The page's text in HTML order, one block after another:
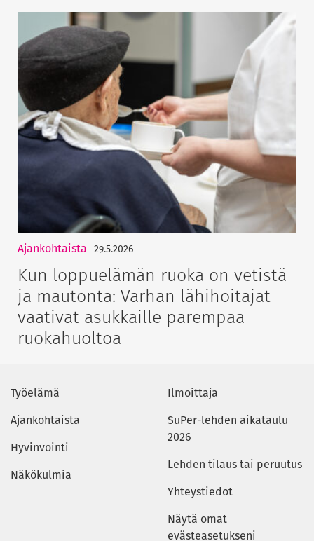
Ajankohtaista 29.5.2026
Kun loppuelämän ruoka on vetistä
ja mautonta: Varhan lähihoitajat
vaativat asukkaille parempaa
ruokahuoltoa
Työelämä
Ajankohtaista
Hyvinvointi
Näkökulmia
Ilmoittaja
SuPer-lehden aikataulu
2026
Lehden tilaus tai peruutus
Yhteystiedot
Näytä omat
evästeasetukseni